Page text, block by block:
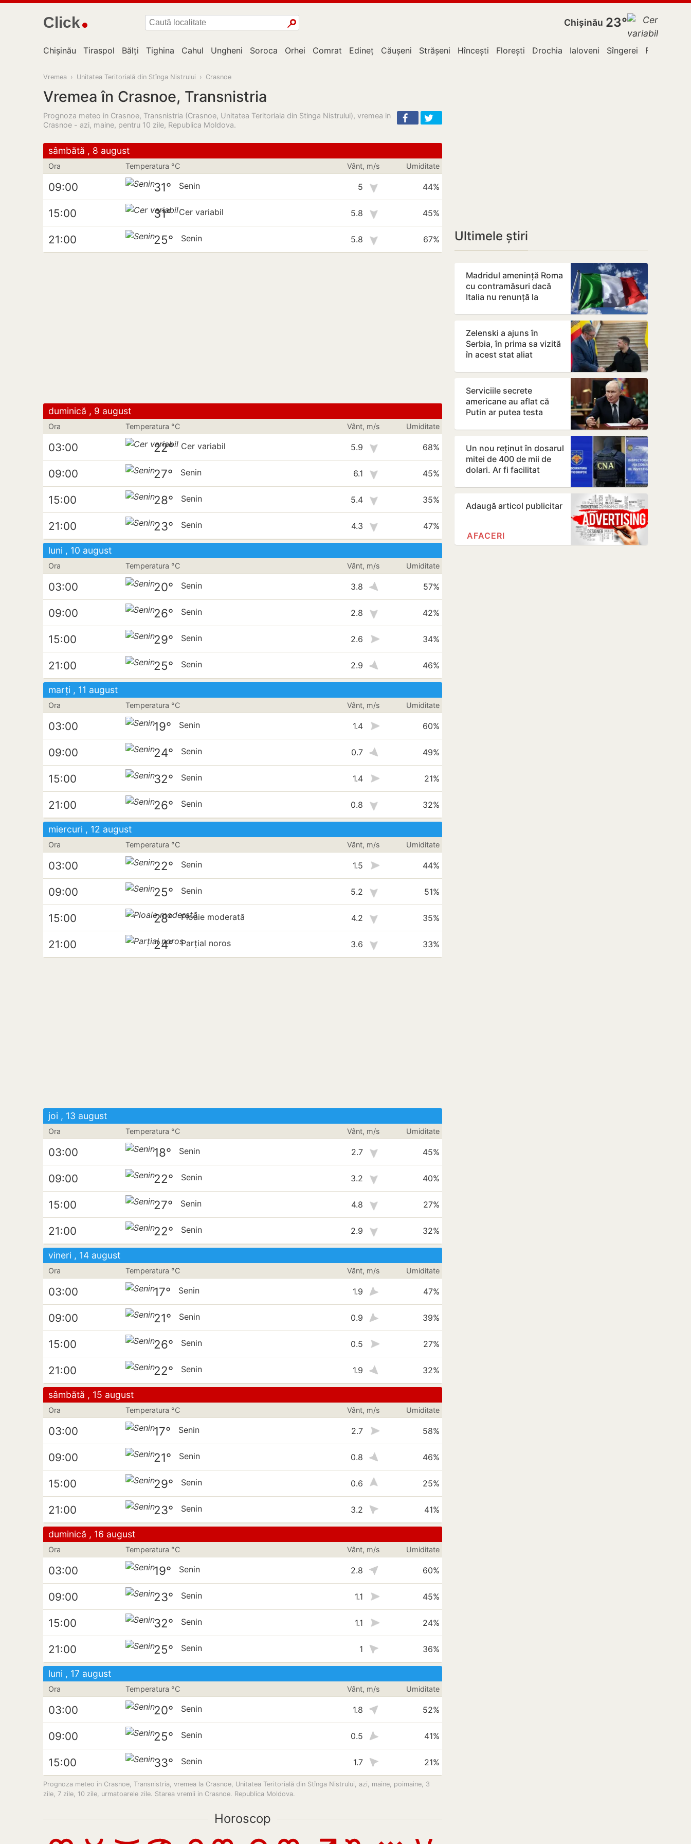
Click Chișinău 23°
Chișinău Tiraspol Bălți Tighina Cahul Ungheni Soroca Orhei Comrat Edineț Căușeni Strășeni Hîncești Florești Drochia Ialoveni Sîngerei Fălești
Vremea › Unitatea Teritorială din Stînga Nistrului › Crasnoe
Vremea în Crasnoe, Transnistria
Prognoza meteo in Crasnoe, Transnistria (Crasnoe, Unitatea Teritoriala din Stinga Nistrului), vremea in
Crasnoe - azi, maine, pentru 10 zile, Republica Moldova.
sâmbătă , 8 august
Ora Temperatura °C Vânt, m/s Umiditate
09:00 31° Senin 5 44%
15:00 31° Cer variabil 5.8 45%
21:00 25° Senin 5.8 67%
duminică , 9 august
Ora Temperatura °C Vânt, m/s Umiditate
03:00 22° Cer variabil 5.9 68%
09:00 27° Senin 6.1 45%
15:00 28° Senin 5.4 35%
21:00 23° Senin 4.3 47%
luni , 10 august
Ora Temperatura °C Vânt, m/s Umiditate
03:00 20° Senin 3.8 57%
09:00 26° Senin 2.8 42%
15:00 29° Senin 2.6 34%
21:00 25° Senin 2.9 46%
marți , 11 august
Ora Temperatura °C Vânt, m/s Umiditate
03:00 19° Senin 1.4 60%
09:00 24° Senin 0.7 49%
15:00 32° Senin 1.4 21%
21:00 26° Senin 0.8 32%
miercuri , 12 august
Ora Temperatura °C Vânt, m/s Umiditate
03:00 22° Senin 1.5 44%
09:00 25° Senin 5.2 51%
15:00 28° Ploaie moderată 4.2 35%
21:00 24° Parțial noros 3.6 33%
joi , 13 august
Ora Temperatura °C Vânt, m/s Umiditate
03:00 18° Senin 2.7 45%
09:00 22° Senin 3.2 40%
15:00 27° Senin 4.8 27%
21:00 22° Senin 2.9 32%
vineri , 14 august
Ora Temperatura °C Vânt, m/s Umiditate
03:00 17° Senin 1.9 47%
09:00 21° Senin 0.9 39%
15:00 26° Senin 0.5 27%
21:00 22° Senin 1.9 32%
sâmbătă , 15 august
Ora Temperatura °C Vânt, m/s Umiditate
03:00 17° Senin 2.7 58%
09:00 21° Senin 0.8 46%
15:00 29° Senin 0.6 25%
21:00 23° Senin 3.2 41%
duminică , 16 august
Ora Temperatura °C Vânt, m/s Umiditate
03:00 19° Senin 2.8 60%
09:00 23° Senin 1.1 45%
15:00 32° Senin 1.1 24%
21:00 25° Senin 1 36%
luni , 17 august
Ora Temperatura °C Vânt, m/s Umiditate
03:00 20° Senin 1.8 52%
09:00 25° Senin 0.5 41%
15:00 33° Senin 1.7 21%
Prognoza meteo in Crasnoe, Transnistria, vremea la Crasnoe, Unitatea Teritorială din Stînga Nistrului, azi, maine, poimaine, 3
zile, 7 zile, 10 zile, urmatoarele zile. Starea vremii in Crasnoe. Republica Moldova.
Horoscop
Ultimele știri
Madridul amenință Roma
cu contramăsuri dacă
Italia nu renunță la
pentru…
Zelenski a ajuns în
Serbia, în prima sa vizită
în acest stat aliat
2022
Serviciile secrete
americane au aflat că
Putin ar putea testa
această…
Un nou reținut în dosarul
mitei de 400 de mii de
dolari. Ar fi facilitat
de…
Adaugă articol publicitar
AFACERI